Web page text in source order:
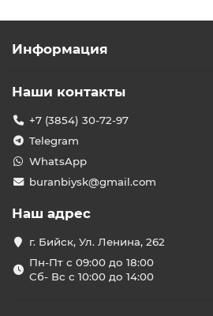
Информация
Наши контакты
+7 (3854) 30-72-97
Telegram
WhatsApp
buranbiysk@gmail.com
Наш адрес
г. Бийск, Ул. Ленина, 262
Пн-Пт с 09:00 до 18:00
Сб- Вс с 10:00 до 14:00